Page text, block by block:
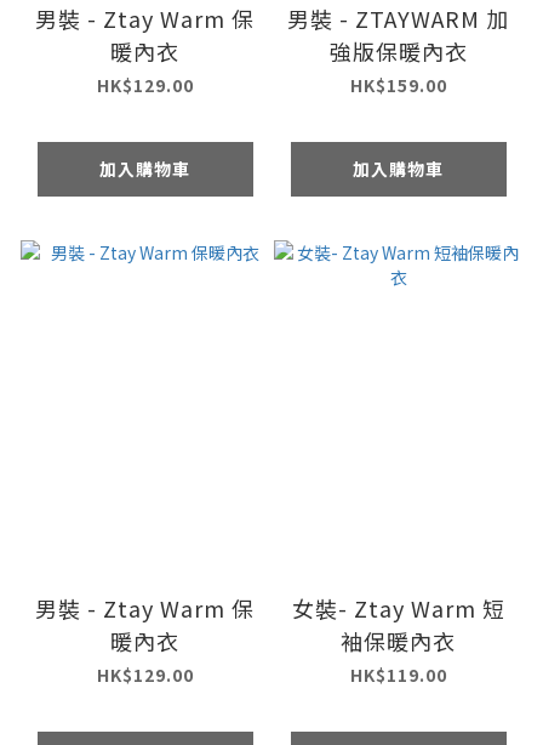
男裝 - Ztay Warm 保
暖內衣
HK$129.00
加入購物車
男裝 - ZTAYWARM 加
強版保暖內衣
HK$159.00
加入購物車
男裝 - Ztay Warm 保
暖內衣
HK$129.00
女裝- Ztay Warm 短
袖保暖內衣
HK$119.00